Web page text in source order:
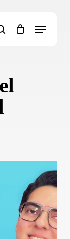
search
Menu